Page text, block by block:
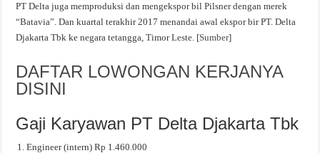
PT Delta juga memproduksi dan mengekspor bil Pilsner dengan merek
“Batavia”. Dan kuartal terakhir 2017 menandai awal ekspor bir PT. Delta
Djakarta Tbk ke negara tetangga, Timor Leste. [Sumber]
DAFTAR LOWONGAN KERJANYA
DISINI
Gaji Karyawan PT Delta Djakarta Tbk
Engineer (intern) Rp 1.460.000